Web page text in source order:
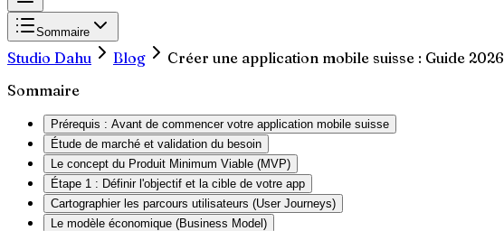
Sommaire
Studio Dahu Blog
Créer une application mobile suisse : Guide 2026
Sommaire
Prérequis : Avant de commencer votre application mobile suisse
Étude de marché et validation du besoin
Le concept du Produit Minimum Viable (MVP)
Étape 1 : Définir l'objectif et la cible de votre app
Cartographier les parcours utilisateurs (User Journeys)
Le modèle économique (Business Model)